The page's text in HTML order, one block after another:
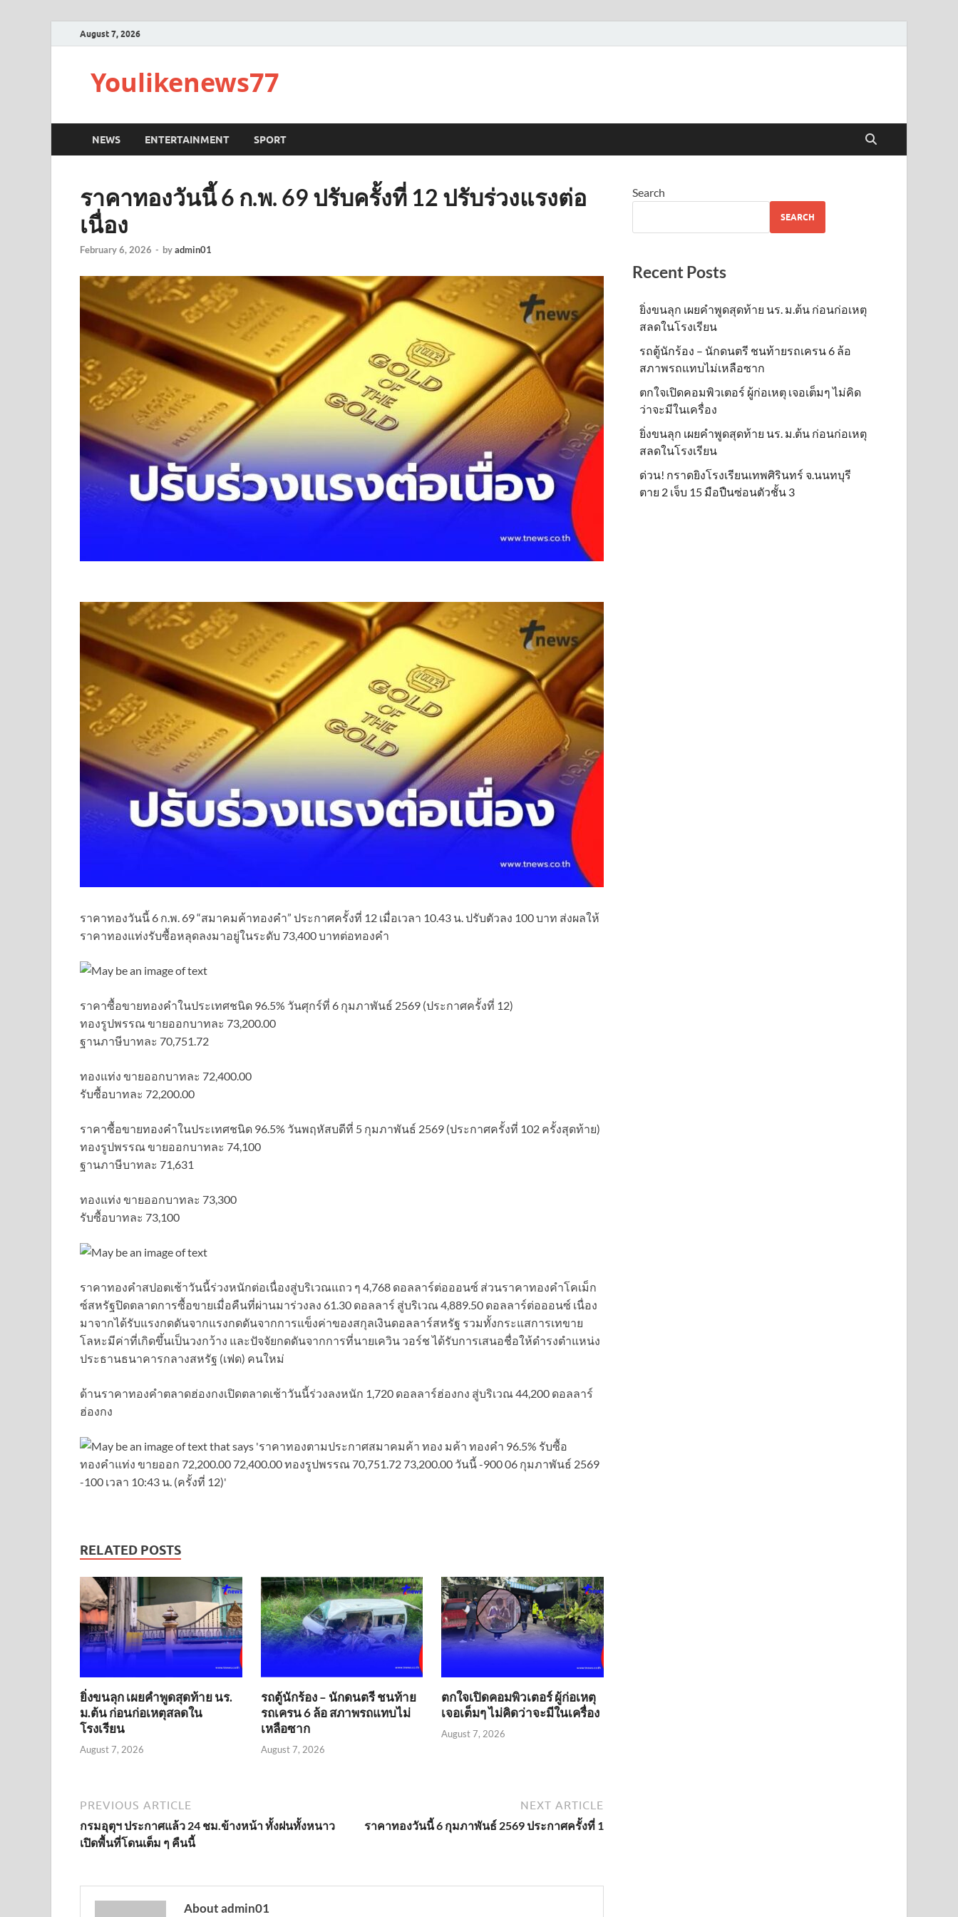
August 7, 2026
Youlikenews77
NEWS ENTERTAINMENT SPORT
ราคาทองวันนี้ 6 ก.พ. 69 ปรับครั้งที่ 12 ปรับร่วงแรงต่อ
เนื่อง
February 6, 2026 - byadmin01
ราคาทองวันนี้ 6 ก.พ. 69 “สมาคมค้าทองคำ” ประกาศครั้งที่ 12 เมื่อเวลา 10.43 น. ปรับตัวลง 100 บาท ส่งผลให้
ราคาทองแท่งรับซื้อหลุดลงมาอยู่ในระดับ 73,400 บาทต่อทองคำ
ราคาซื้อขายทองคําในประเทศชนิด 96.5% วันศุกร์ที่ 6 กุมภาพันธ์ 2569 (ประกาศครั้งที่ 12)
ทองรูปพรรณ ขายออกบาทละ 73,200.00
ฐานภาษีบาทละ 70,751.72
ทองแท่ง ขายออกบาทละ 72,400.00
รับซื้อบาทละ 72,200.00
ราคาซื้อขายทองคําในประเทศชนิด 96.5% วันพฤหัสบดีที่ 5 กุมภาพันธ์ 2569 (ประกาศครั้งที่ 102 ครั้งสุดท้าย)
ทองรูปพรรณ ขายออกบาทละ 74,100
ฐานภาษีบาทละ 71,631
ทองแท่ง ขายออกบาทละ 73,300
รับซื้อบาทละ 73,100
ราคาทองคำสปอตเช้าวันนี้ร่วงหนักต่อเนื่องสู่บริเวณแถว ๆ 4,768 ดอลลาร์ต่อออนซ์ ส่วนราคาทองคำโคเม็ก
ซ์สหรัฐปิดตลาดการซื้อขายเมื่อคืนที่ผ่านมาร่วงลง 61.30 ดอลลาร์ สู่บริเวณ 4,889.50 ดอลลาร์ต่อออนซ์ เนื่อง
มาจากได้รับแรงกดดันจากแรงกดดันจากการแข็งค่าของสกุลเงินดอลลาร์สหรัฐ รวมทั้งกระแสการเทขาย
โลหะมีค่าที่เกิดขึ้นเป็นวงกว้าง และปัจจัยกดดันจากการที่นายเควิน วอร์ช ได้รับการเสนอชื่อให้ดำรงตำแหน่ง
ประธานธนาคารกลางสหรัฐ (เฟด) คนใหม่
ด้านราคาทองคําตลาดฮ่องกงเปิดตลาดเช้าวันนี้ร่วงลงหนัก 1,720 ดอลลาร์ฮ่องกง สู่บริเวณ 44,200 ดอลลาร์
ฮ่องกง
RELATED POSTS
ยิ่งขนลุก เผยคำพูดสุดท้าย นร.
ม.ต้น ก่อนก่อเหตุสลดใน
โรงเรียน
August 7, 2026
รถตู้นักร้อง – นักดนตรี ชนท้าย
รถเครน 6 ล้อ สภาพรถแทบไม่
เหลือซาก
August 7, 2026
ตกใจเปิดคอมพิวเตอร์ ผู้ก่อเหตุ
เจอเต็มๆ ไม่คิดว่าจะมีในเครื่อง
August 7, 2026
PREVIOUS ARTICLE
กรมอุตุฯ ประกาศแล้ว 24 ชม.ข้างหน้า ทั้งฝนทั้งหนาว
เปิดพื้นที่โดนเต็ม ๆ คืนนี้
NEXT ARTICLE
ราคาทองวันนี้ 6 กุมภาพันธ์ 2569 ประกาศครั้งที่ 1
About admin01
Search
SEARCH
Recent Posts
ยิ่งขนลุก เผยคำพูดสุดท้าย นร. ม.ต้น ก่อนก่อเหตุ
สลดในโรงเรียน
รถตู้นักร้อง – นักดนตรี ชนท้ายรถเครน 6 ล้อ
สภาพรถแทบไม่เหลือซาก
ตกใจเปิดคอมพิวเตอร์ ผู้ก่อเหตุ เจอเต็มๆ ไม่คิด
ว่าจะมีในเครื่อง
ยิ่งขนลุก เผยคำพูดสุดท้าย นร. ม.ต้น ก่อนก่อเหตุ
สลดในโรงเรียน
ด่วน! กราดยิงโรงเรียนเทพศิรินทร์ จ.นนทบุรี
ตาย 2 เจ็บ 15 มือปืนซ่อนตัวชั้น 3